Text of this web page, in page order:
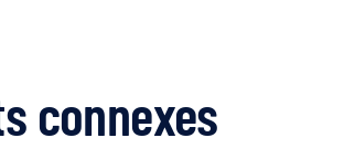
connexes